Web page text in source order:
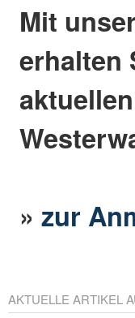
Mit
erhalten
»zur
AKTUELLE ARTIKEL